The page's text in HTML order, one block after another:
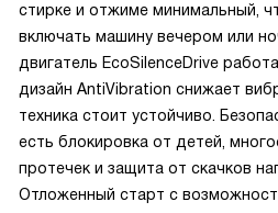
стирке и отжиме минимальный,
включать машину вечером или
двигатель EcoSilenceDrive
дизайн AntiVibration снижает
техника стоит устойчиво.
есть блокировка от детей,
протечек и защита от скачков
Отложенный старт с